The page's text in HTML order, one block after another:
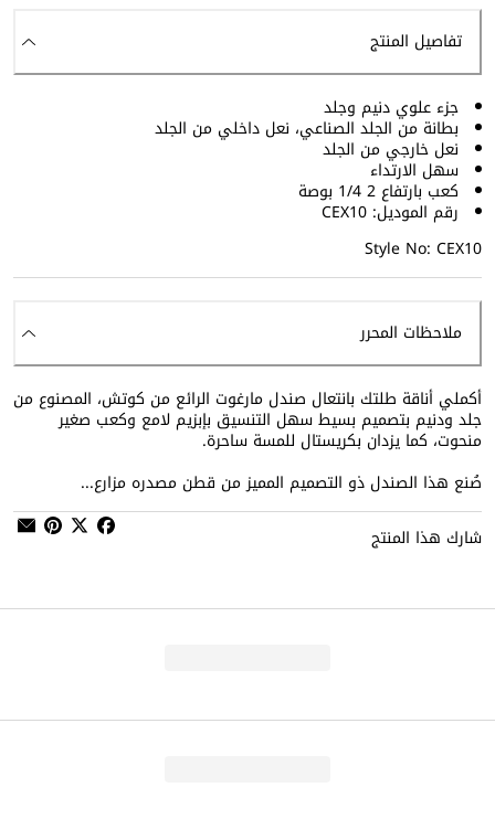
تفاصيل المنتج
جزء علوي دنيم وجلد
بطانة من الجلد الصناعي، نعل داخلي من الجلد
نعل خارجي من الجلد
سهل الارتداء
كعب بارتفاع 2 1/4 بوصة
رقم الموديل: CEX10
Style No: CEX10
ملاحظات المحرر
أكملي أناقة طلتك بانتعال صندل مارغوت الرائع من كوتش، المصنوع من
جلد ودنيم بتصميم بسيط سهل التنسيق بإبزيم لامع وكعب صغير
منحوت، كما يزدان بكريستال للمسة ساحرة.
صُنع هذا الصندل ذو التصميم المميز من قطن مصدره مزارع...
شارك هذا المنتج